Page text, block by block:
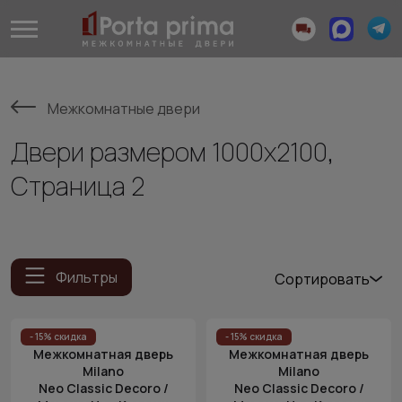
Межкомнатные двери
Двери размером 1000x2100,
Страница 2
Фильтры
Сортировать
Цена
(возр.)
Цена (убыв.)
- 15% скидка
Межкомнатная дверь
Milano
Neo Classic Decoro /
- 15% скидка
Межкомнатная дверь
Milano
Neo Classic Decoro /